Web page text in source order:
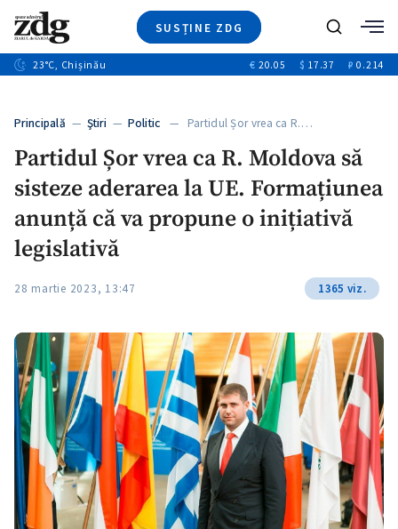
SUSȚINE ZDG
Ştiri
+13
Special
Blog
ZdGust
Caută
23°C, Chișinău € 20.05 $ 17.37 ₽ 0.214
Principală — Ştiri — Politic — Partidul Șor vrea ca R.…
Partidul Șor vrea ca R. Moldova să
sisteze aderarea la UE. Formațiunea
anunță că va propune o inițiativă
legislativă
28 martie 2023, 13:47 1365 viz.